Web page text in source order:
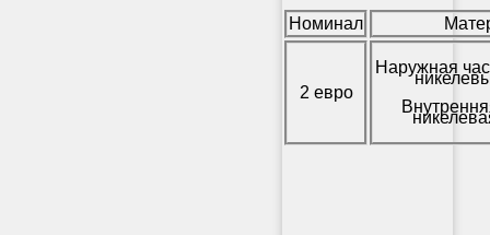
Номинал
2 евро
Наружная